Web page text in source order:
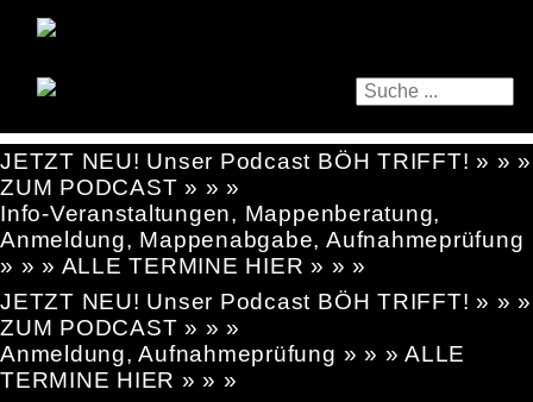
JETZT NEU! Unser Podcast BÖH TRIFFT! » » »
ZUM PODCAST » » »
Info-Veranstaltungen, Mappenberatung,
Anmeldung, Mappenabgabe, Aufnahmeprüfung
» » » ALLE TERMINE HIER » » »
JETZT NEU! Unser Podcast BÖH TRIFFT! » » »
ZUM PODCAST » » »
Anmeldung, Aufnahmeprüfung » » » ALLE
TERMINE HIER » » »